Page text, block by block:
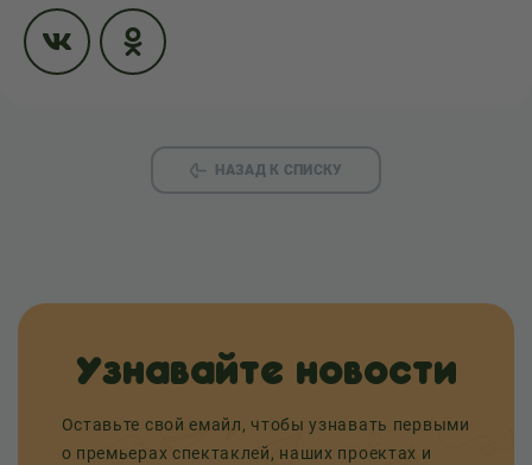
НАЗАД К СПИСКУ
Узнавайте новости
Оставьте свой емайл, чтобы узнавать первыми
о премьерах спектаклей, наших проектах и